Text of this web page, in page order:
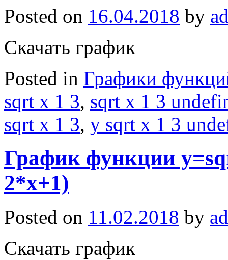
Posted on 16.04.2018 by
Скачать график
Posted in Графики
sqrt x 1 3, sqrt x 1 3
sqrt x 1 3, y sqrt x 1 3
График функции
2*x+1)
Posted on 11.02.2018 by
Скачать график